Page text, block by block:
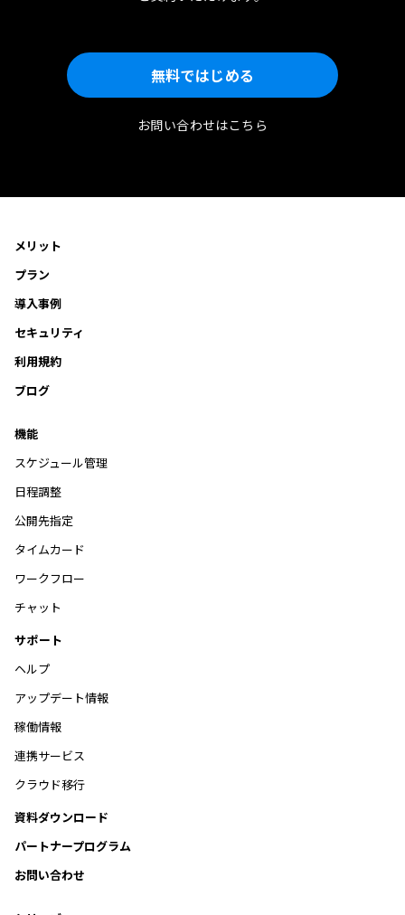
無料ではじめる
お問い合わせはこちら
メリット
プラン
導入事例
セキュリティ
利用規約
ブログ
機能
スケジュール管理
日程調整
公開先指定
タイムカード
ワークフロー
チャット
サポート
ヘルプ
アップデート情報
稼働情報
連携サービス
クラウド移行
資料ダウンロード
パートナープログラム
お問い合わせ